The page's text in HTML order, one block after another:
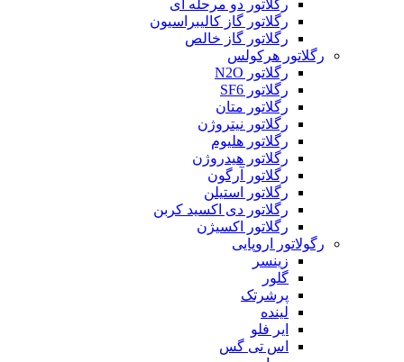
رگلاتور دو مرحله ای
رگلاتور گاز کالیبراسیون
رگلاتور گاز خالص
رگلاتور هرکولس
رگلاتور N2O
رگلاتور SF6
رگلاتور متان
رگلاتور نیتروژن
رگلاتور هلیوم
رگلاتور هیدروژن
رگلاتور آرگون
رگلاتور استیلن
رگلاتور دی اکسید کربن
رگلاتور اکسیژن
رگولاتور اروپایی
زینسر
گلور
پرشرتک
لینده
ایر فلو
اس تی گس